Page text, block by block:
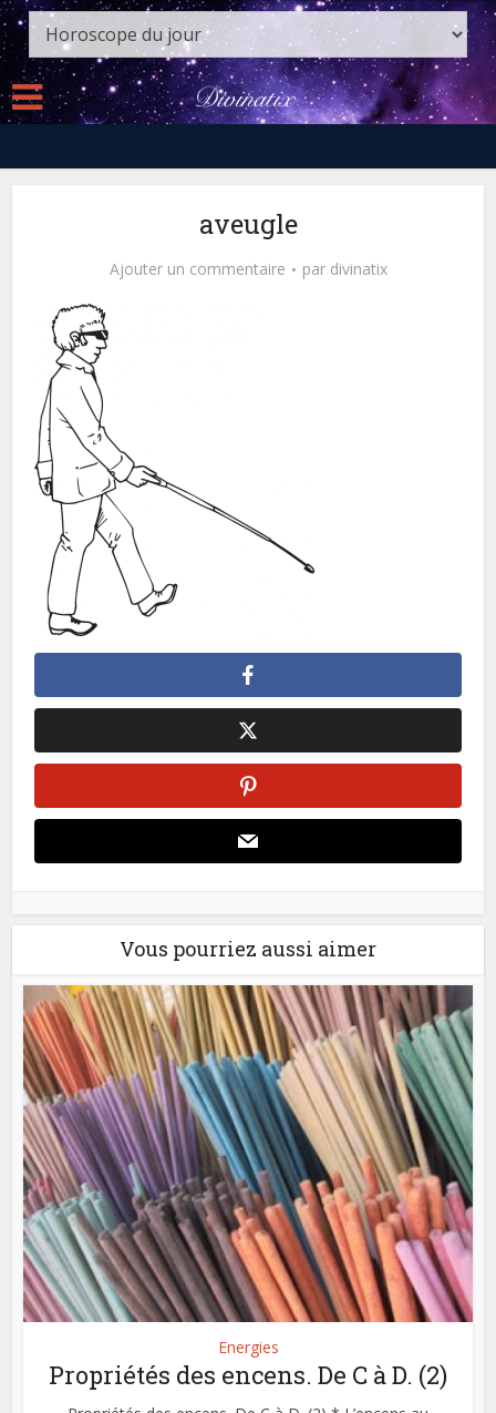
aveugle
Ajouter un commentaire par divinatix
Vous pourriez aussi aimer
Energies
Propriétés des encens. De C à D. (2)